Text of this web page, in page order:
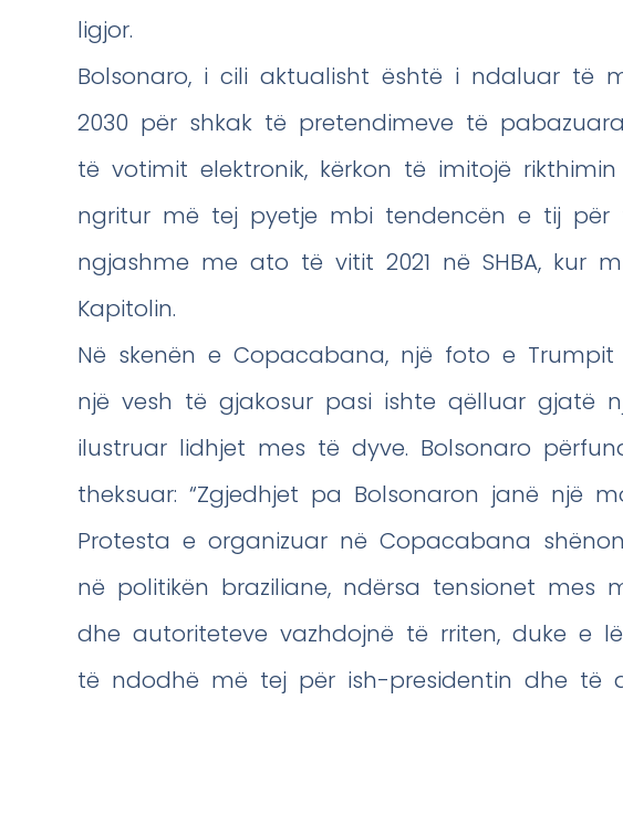
ligjor.
Bolsonaro, i cili aktualisht është i ndaluar të
2030 për shkak të pretendimeve të
të votimit elektronik, kërkon të imitojë
ngritur më tej pyetje mbi tendencën e tij për
ngjashme me ato të vitit 2021 në SHBA, kur
Kapitolin.
Në skenën e Copacabana, një foto e
një vesh të gjakosur pasi ishte qëlluar gjatë
ilustruar lidhjet mes të dyve. Bolsonaro
theksuar: “Zgjedhjet pa Bolsonaron janë një
Protesta e organizuar në Copacabana
në politikën braziliane, ndërsa tensionet mes
dhe autoriteteve vazhdojnë të rriten, duke e
të ndodhë më tej për ish-presidentin dhe të